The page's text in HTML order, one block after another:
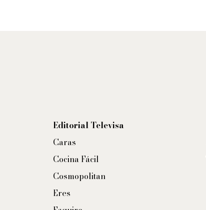
Editorial Televisa
Caras
Cocina Fácil
Cosmopolitan
Eres